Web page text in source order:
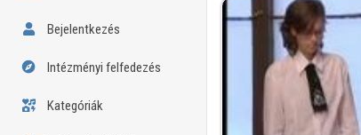
Bejelentkezés
Intézményi felfedezés
Kategóriák